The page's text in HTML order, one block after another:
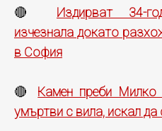
🔴 Издирват 34-
изчезнала докато
в София
🔴 Камен преби
умъртви с вила, искал